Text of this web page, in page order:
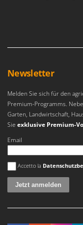
Newsletter
Melden Sie sich für den
Premium-Programms.
Garten, Landwirtschaft,
Sie exklusive Premium-
Email
Es ist ein Fehler aufgetreten
Accetto la